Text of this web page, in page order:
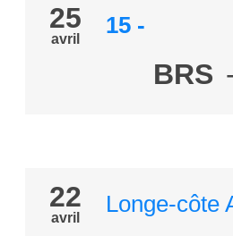
25
avril
15 -
BRS
22
avril
Longe-côte